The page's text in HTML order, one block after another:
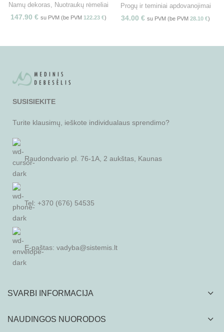
Namų dekoras, Nuotraukų rėmeliai
147.90 € su PVM (be PVM 122.23 €)
Progų ir teminiai apdovanojimai
34.00 € su PVM (be PVM 28.10 €)
SUSISIEKITE
Turite klausimų, ieškote individualaus sprendimo?
Raudondvario pl. 76-1A, 2 aukštas, Kaunas
Tel: +370 (676) 54535
E-paštas: vadyba@sistemis.lt
SVARBI INFORMACIJA
NAUDINGOS NUORODOS